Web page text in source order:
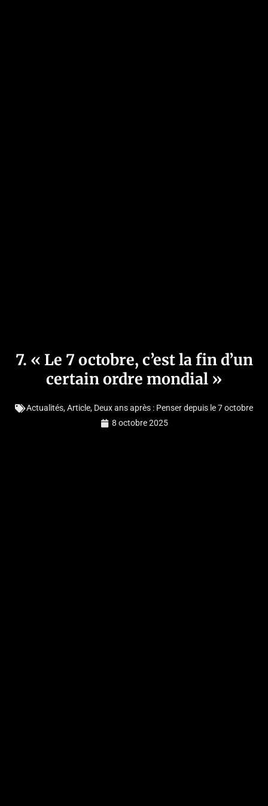
7. « Le 7 octobre, c’est la fin d’un
certain ordre mondial »
Actualités,Article, Deux ans après : Penser depuis le 7 octobre
8 octobre 2025